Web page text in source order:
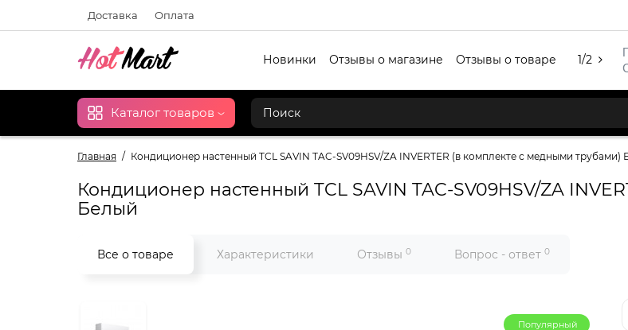
Доставка Оплата
1/2
Новинки Отзывы о магазине Отзывы о товаре
Каталог товаров
Главная Кондиционер настенный TCL SAVIN TAC-SV09HSV/ZA INVERTER (в комплекте с медными трубами)
Кондиционер настенный TCL SAVIN TAC-SV09HSV/ZA
Белый
Все о товаре Характеристики Отзывы 0 Вопрос - ответ 0
Популярный